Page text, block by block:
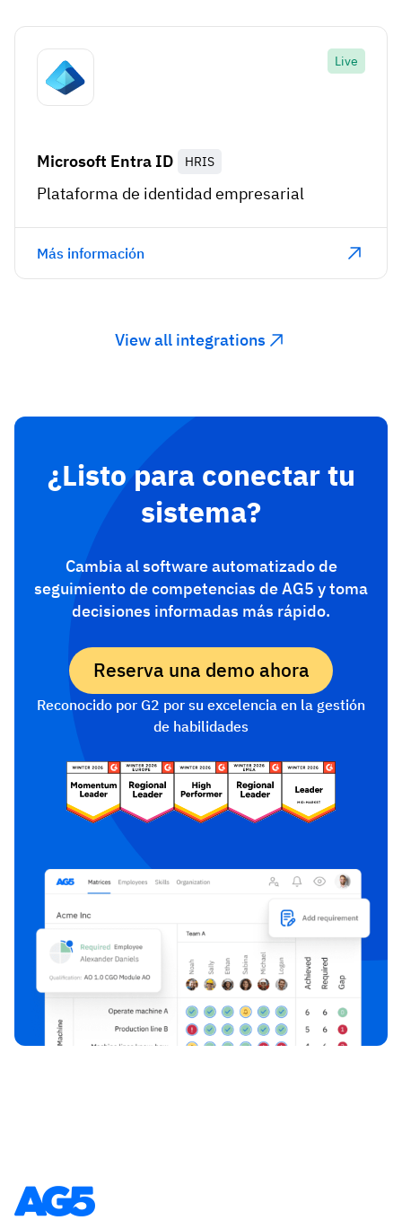
Live
Microsoft Entra ID HRIS
Plataforma de identidad empresarial
Más información
View all integrations
¿Listo para conectar tu
sistema?
Cambia al software automatizado de
seguimiento de competencias de AG5 y toma
decisiones informadas más rápido.
Reserva una demo ahora
Reconocido por G2 por su excelencia en la gestión
de habilidades